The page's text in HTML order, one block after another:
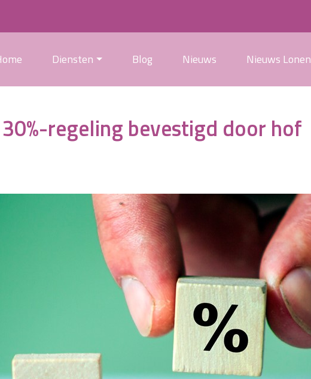
Diensten Blog Nieuws Nieuws Lonen
regeling bevestigd door hof